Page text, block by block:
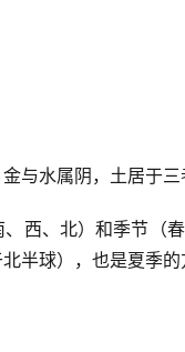
与水属阴，土居于三
西、北）和季节（
半球），也是夏季的